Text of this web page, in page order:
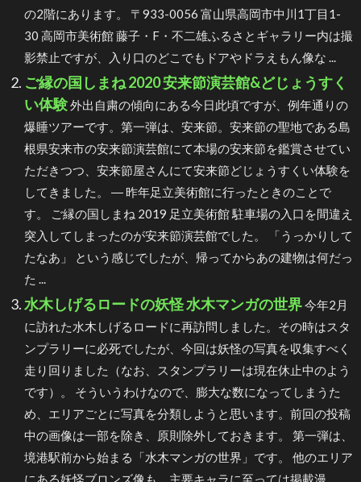
の2階にあります。 〒933-0056 富山県高岡市中川1丁目1-
30 高岡市美術館 藤子・F・不二雄ふるさとギャラリー内は撮
影禁止ですが、入り口のどこでもドアやドラえもん像な ...
ご縁の国しまね 2020 安来節演芸館&どじょうすく
い体験外出自粛の傾向にある今日此頃ですが、例年通りの
爆睡ツアーです。第一弾は、安来節。安来節の聖地である島
根県安来市の安来節演芸館にて本場の安来節を鑑賞させてい
ただきつつ、安来節屋さんにて安来節どじょうすくい体験を
してきました。 ― 昨年足立美術館に行ったときのことで
す。 ご縁の国しまね 2019 足立美術館 駐車場の入口を間違え
突入してしまったのが安来節演芸館でした。 「うっかりして
たなあ」 という感じでしたが、帰ってからあの建物は何だっ
た ...
水木しげるロードの妖怪 水木マンガの世界今年2月
に訪れた水木しげるロードに再訪問しました。その時はスタ
ンプラリーに必死でしたが、今回は妖怪の写真を収集すべく
走り回りました（なお、スタンプラリーは現在休止中のよう
です）。 そういうわけなので、膨大な数になってしまうた
め、エリアごとに写真を分類しようと思います。前回の投稿
中の画像は一部を除き、原則除外しておきます。 第一弾は、
境港駅前から始まる「水木マンガの世界」です。 他のエリア
にある妖怪ブロンズ像も、主要キャラに至っては掲載漫 ...